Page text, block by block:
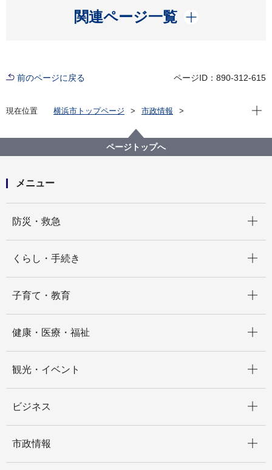
関連ページ一覧
開く
前のページに戻る ページID：890-312-615
現在位置 横浜市トップページ
市政情報
令和７年度 資源循環局 予算概要について
現在
ページトップへ
メニュー
防災・救急
くらし・手続き
子育て・教育
健康・医療・福祉
観光・イベント
ビジネス
市政情報